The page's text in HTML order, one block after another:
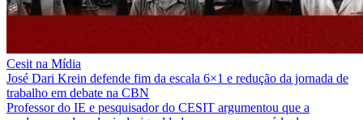
Cesit na Mídia
José Dari Krein defende fim da escala 6×1 e redução da jornada de
trabalho em debate na CBN
Professor do IE e pesquisador do CESIT argumentou que a